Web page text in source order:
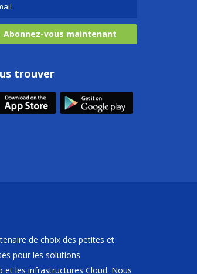
Abonnez-vous maintenant
trouver
de choix des petites et
pour les solutions
et les infrastructures Cloud. Nous